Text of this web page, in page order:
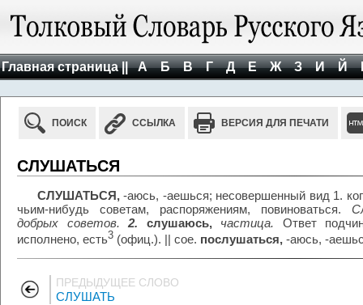
Главная страница || А Б В Г Д Е Ж З И Й
ПОИСК ССЫЛКА ВЕРСИЯ ДЛЯ ПЕЧАТИ
СЛУШАТЬСЯ
СЛУШАТЬСЯ, -аюсь, -аешься; несовершенный вид 1.
чьим-нибудь советам, распоряжениям, повиноваться.
добрых советов. 2. слушаюсь, частица. Ответ
исполнено, есть3 (офиц.). || сое. послушаться, -аюсь, -
ПРЕДЫДУЩЕЕ СЛОВО
СЛУШАТЬ